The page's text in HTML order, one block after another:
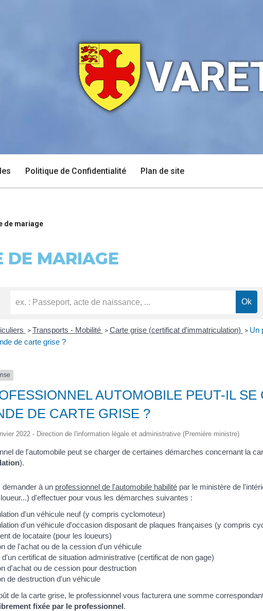
Politique de Confidentialité Plan de site
de mariage
DE MARIAGE
> Transports - Mobilité > Carte grise (certificat d'immatriculation) > Un
de carte grise ?
AUTOMOBILE PEUT-IL
DE CARTE GRISE ?
2022 - Direction de l'information légale et administrative (Première ministre)
de l'automobile peut se charger de certaines démarches concernant la
).
demander à un professionnel de l'automobile habilité par le ministère de
d'effectuer pour vous les démarches suivantes :
d'un véhicule neuf (y compris cyclomoteur)
d'un véhicule d'occasion disposant de plaques françaises (y compris
de locataire (pour les loueurs)
de l'achat ou de la cession d'un véhicule
d'un certificat de situation administrative (certificat de non gage)
d'achat ou de cession pour destruction
de destruction d'un véhicule
de la carte grise, le professionnel vous facturera une somme
fixée par le professionnel.